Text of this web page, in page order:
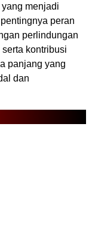
menjadi
peran
perlindungan
kontribusi
panjang yang
dan